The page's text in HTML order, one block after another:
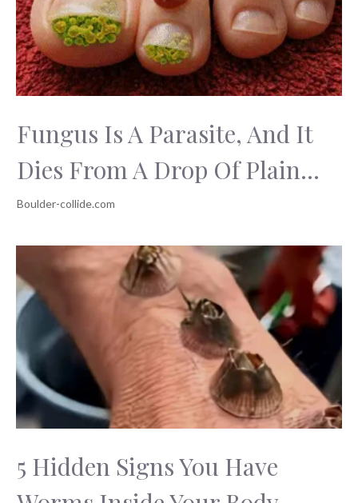
Fungus Is A Parasite, And It
Dies From A Drop Of Plain...
5 Hidden Signs You Have